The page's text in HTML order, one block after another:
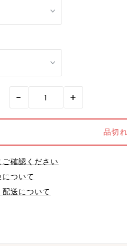
- +
確認ください
ついて
送について